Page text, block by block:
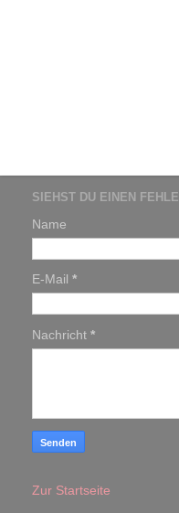
SIEHST DU EINEN
Name
E-Mail *
Nachricht *
Zur Startseite